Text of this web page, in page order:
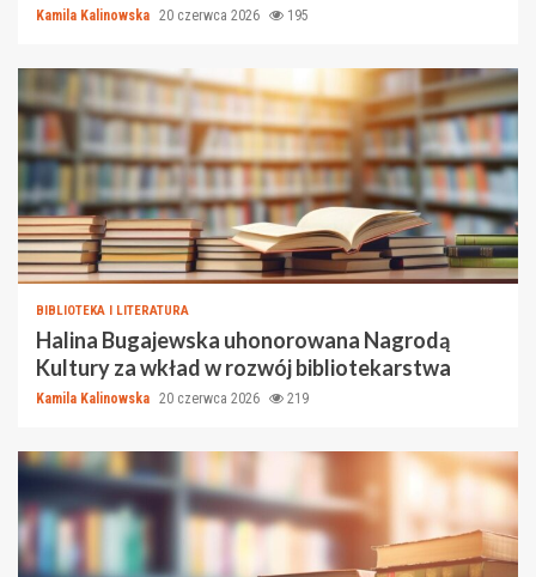
Kamila Kalinowska 20 czerwca 2026 195
BIBLIOTEKA I LITERATURA
Halina Bugajewska uhonorowana Nagrodą
Kultury za wkład w rozwój bibliotekarstwa
Kamila Kalinowska 20 czerwca 2026 219